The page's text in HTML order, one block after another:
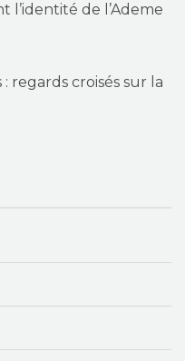
de l’Ademe
regards croisés sur la